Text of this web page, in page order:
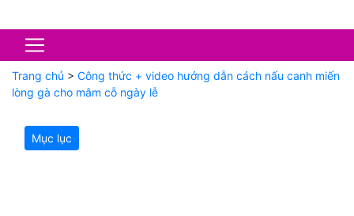
Trang chủ > Công thức + video hướng dẫn cách nấu canh miến
lòng gà cho mâm cỗ ngày lễ
Mục lục